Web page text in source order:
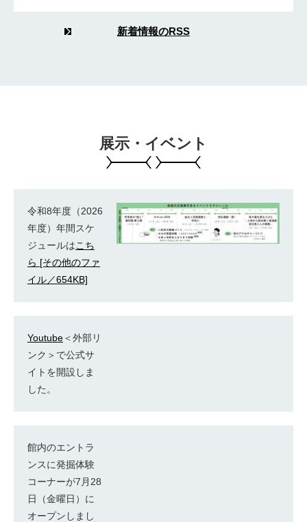
新着情報のRSS
展示・イベント
令和8年度（2026
年度）年間スケ
ジュールはこち
ら [その他のファ
イル／654KB]
Youtube＜外部リ
ンク＞ で公式サ
イトを開設しま
した。
館内のエントラ
ンスに発掘体験
コーナーが7月28
日（金曜日）に
オープンしまし